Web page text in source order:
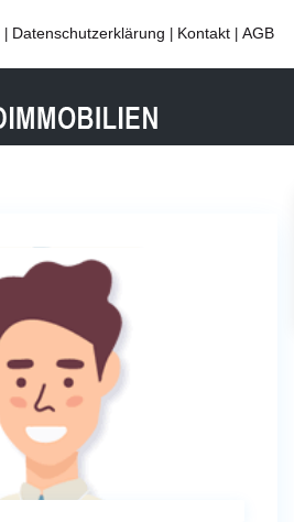
Datenschutzerklärung Kontakt AGB